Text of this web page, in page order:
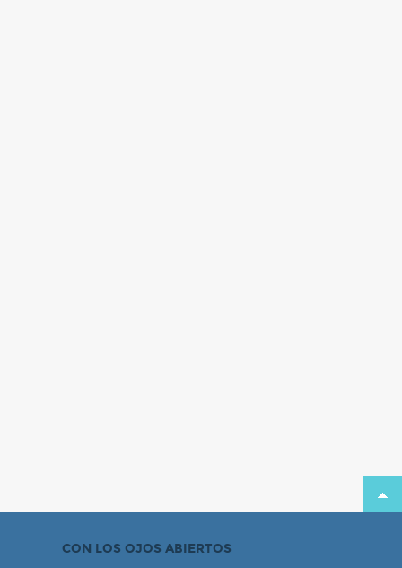
CON LOS OJOS ABIERTOS